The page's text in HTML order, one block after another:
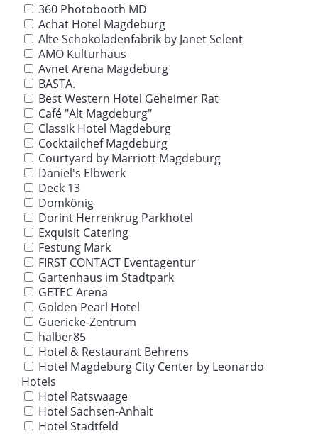
360 Photobooth MD
Achat Hotel Magdeburg
Alte Schokoladenfabrik by Janet Selent
AMO Kulturhaus
Avnet Arena Magdeburg
BASTA.
Best Western Hotel Geheimer Rat
Café "Alt Magdeburg"
Classik Hotel Magdeburg
Cocktailchef Magdeburg
Courtyard by Marriott Magdeburg
Daniel's Elbwerk
Deck 13
Domkönig
Dorint Herrenkrug Parkhotel
Exquisit Catering
Festung Mark
FIRST CONTACT Eventagentur
Gartenhaus im Stadtpark
GETEC Arena
Golden Pearl Hotel
Guericke-Zentrum
halber85
Hotel & Restaurant Behrens
Hotel Magdeburg City Center by Leonardo
Hotels
Hotel Ratswaage
Hotel Sachsen-Anhalt
Hotel Stadtfeld